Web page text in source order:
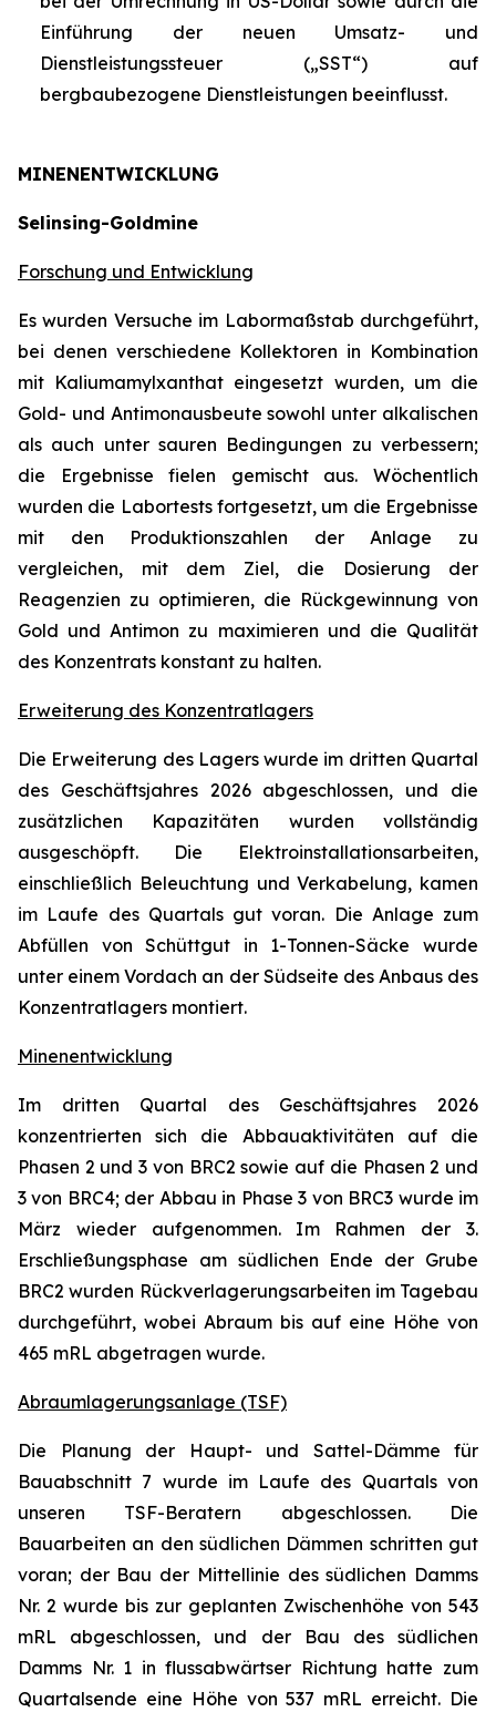
Einführung der neuen Umsatz- und
Dienstleistungssteuer („SST“) auf
bergbaubezogene Dienstleistungen beeinflusst.
MINENENTWICKLUNG
Selinsing-Goldmine
Forschung und Entwicklung
Es wurden Versuche im Labormaßstab durchgeführt,
bei denen verschiedene Kollektoren in Kombination
mit Kaliumamylxanthat eingesetzt wurden, um die
Gold- und Antimonausbeute sowohl unter alkalischen
als auch unter sauren Bedingungen zu verbessern;
die Ergebnisse fielen gemischt aus. Wöchentlich
wurden die Labortests fortgesetzt, um die Ergebnisse
mit den Produktionszahlen der Anlage zu
vergleichen, mit dem Ziel, die Dosierung der
Reagenzien zu optimieren, die Rückgewinnung von
Gold und Antimon zu maximieren und die Qualität
des Konzentrats konstant zu halten.
Erweiterung des Konzentratlagers
Die Erweiterung des Lagers wurde im dritten Quartal
des Geschäftsjahres 2026 abgeschlossen, und die
zusätzlichen Kapazitäten wurden vollständig
ausgeschöpft. Die Elektroinstallationsarbeiten,
einschließlich Beleuchtung und Verkabelung, kamen
im Laufe des Quartals gut voran. Die Anlage zum
Abfüllen von Schüttgut in 1-Tonnen-Säcke wurde
unter einem Vordach an der Südseite des Anbaus des
Konzentratlagers montiert.
Minenentwicklung
Im dritten Quartal des Geschäftsjahres 2026
konzentrierten sich die Abbauaktivitäten auf die
Phasen 2 und 3 von BRC2 sowie auf die Phasen 2 und
3 von BRC4; der Abbau in Phase 3 von BRC3 wurde im
März wieder aufgenommen. Im Rahmen der 3.
Erschließungsphase am südlichen Ende der Grube
BRC2 wurden Rückverlagerungsarbeiten im Tagebau
durchgeführt, wobei Abraum bis auf eine Höhe von
465 mRL abgetragen wurde.
Abraumlagerungsanlage (TSF)
Die Planung der Haupt- und Sattel-Dämme für
Bauabschnitt 7 wurde im Laufe des Quartals von
unseren TSF-Beratern abgeschlossen. Die
Bauarbeiten an den südlichen Dämmen schritten gut
voran; der Bau der Mittellinie des südlichen Damms
Nr. 2 wurde bis zur geplanten Zwischenhöhe von 543
mRL abgeschlossen, und der Bau des südlichen
Damms Nr. 1 in flussabwärtser Richtung hatte zum
Quartalsende eine Höhe von 537 mRL erreicht. Die